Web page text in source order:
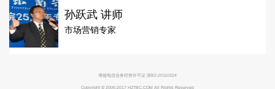
孙跃武 讲师
市场营销专家
增值电信业务经营许可证 浙B2-20110324
Copyright © 2005-2017 HZTBC.COM All Rights Reserved